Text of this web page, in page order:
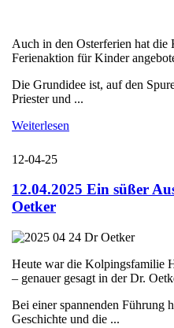
Auch in den Osterferien hat
Ferienaktion für Kinder
Die Grundidee ist, auf den
Priester und ...
Weiterlesen
12-04-25
12.04.2025 Ein süßer
Oetker
Heute war die Kolpingsfamilie
– genauer gesagt in der Dr.
Bei einer spannenden Führung
Geschichte und die ...